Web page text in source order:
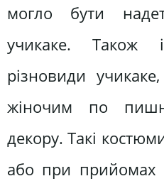
могло бути
учикаке. Також
різновиди
жіночим по
декору. Такі
або при прийомах